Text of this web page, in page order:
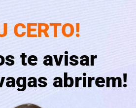
CERTO!
te avisar
abrirem!